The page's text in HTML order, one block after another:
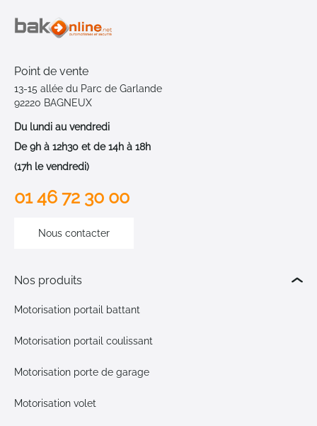
Point de vente
13-15 allée du Parc de Garlande
92220 BAGNEUX
Du lundi au vendredi
De 9h à 12h30 et de 14h à 18h
(17h le vendredi)
01 46 72 30 00
Nous contacter
Nos produits
Motorisation portail battant
Motorisation portail coulissant
Motorisation porte de garage
Motorisation volet